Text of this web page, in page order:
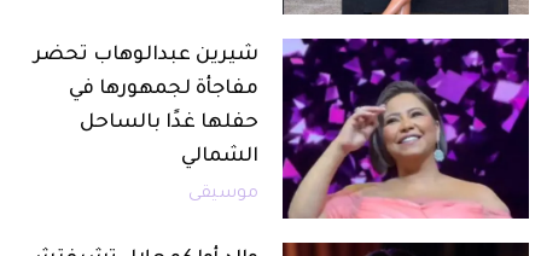
شيرين عبدالوهاب تحضر
مفاجأة لجمهورها في
حفلها غدًا بالساحل
الشمالي
موسيقى